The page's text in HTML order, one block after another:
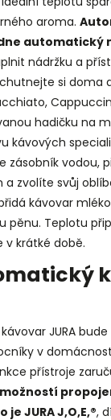
aroma.
automatický
nádržku a
si doma
hadičku na
kávových
zásobník vodou,
zvolíte svůj
kávovar
pěnu. Teplotu
v krátké době.
JURA
v
přístroje
je JURA J,O,E,®,